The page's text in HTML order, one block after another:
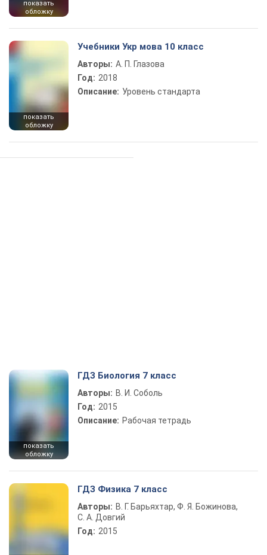
показать
обложку
показать
обложку
Учебники Укр мова 10 класс
Авторы: А. П. Глазова
Год: 2018
Описание: Уровень стандарта
показать
обложку
ГДЗ Биология 7 класс
Авторы: В. И. Соболь
Год: 2015
Описание: Рабочая тетрадь
ГДЗ Физика 7 класс
Авторы: В. Г. Барьяхтар, Ф. Я. Божинова,
С. А. Довгий
Год: 2015